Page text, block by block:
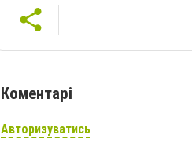
Коментарі
Авторизуватись